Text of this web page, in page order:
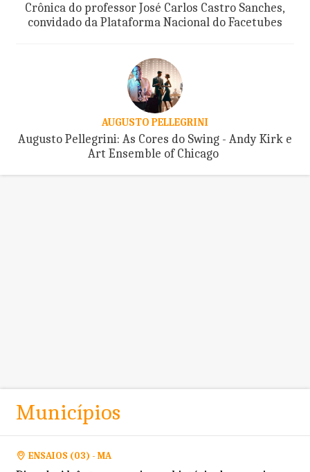
Crônica do professor José Carlos Castro Sanches,
convidado da Plataforma Nacional do Facetubes
AUGUSTO PELLEGRINI
Augusto Pellegrini: As Cores do Swing - Andy Kirk e
Art Ensemble of Chicago
Municípios
ENSAIOS (03) - MA